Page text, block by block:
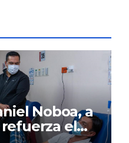
Noboa, a
refuerza el